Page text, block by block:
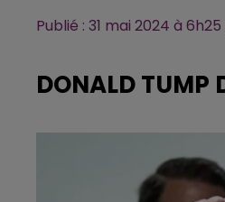
Publié : 31 mai 2024 à
DONALD TUMP